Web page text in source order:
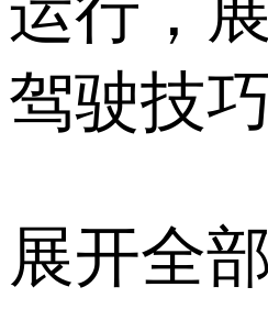
驾驶技巧
展开全部